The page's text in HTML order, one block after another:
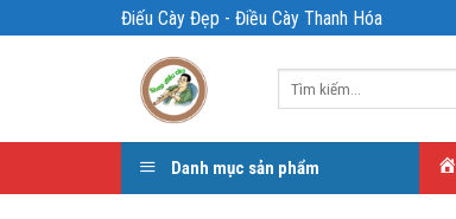
qua
Điếu Cày Đẹp - Điều Cày Thanh Hóa
Danh mục sản phẩm